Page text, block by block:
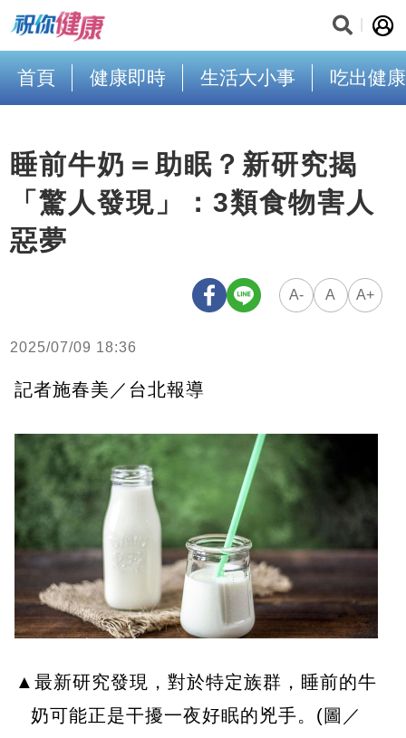
首頁 健康即時 生活大小事 吃出健康
睡前牛奶＝助眠？新研究揭
「驚人發現」：3類食物害人
惡夢
A- A A+
2025/07/09 18:36
記者施春美／台北報導
▲最新研究發現，對於特定族群，睡前的牛
奶可能正是干擾一夜好眠的兇手。(圖／